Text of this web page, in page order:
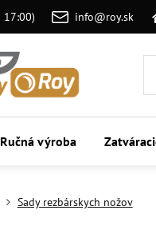
info@roy.sk
Ručná výroba
Sady rezbárskych nožov